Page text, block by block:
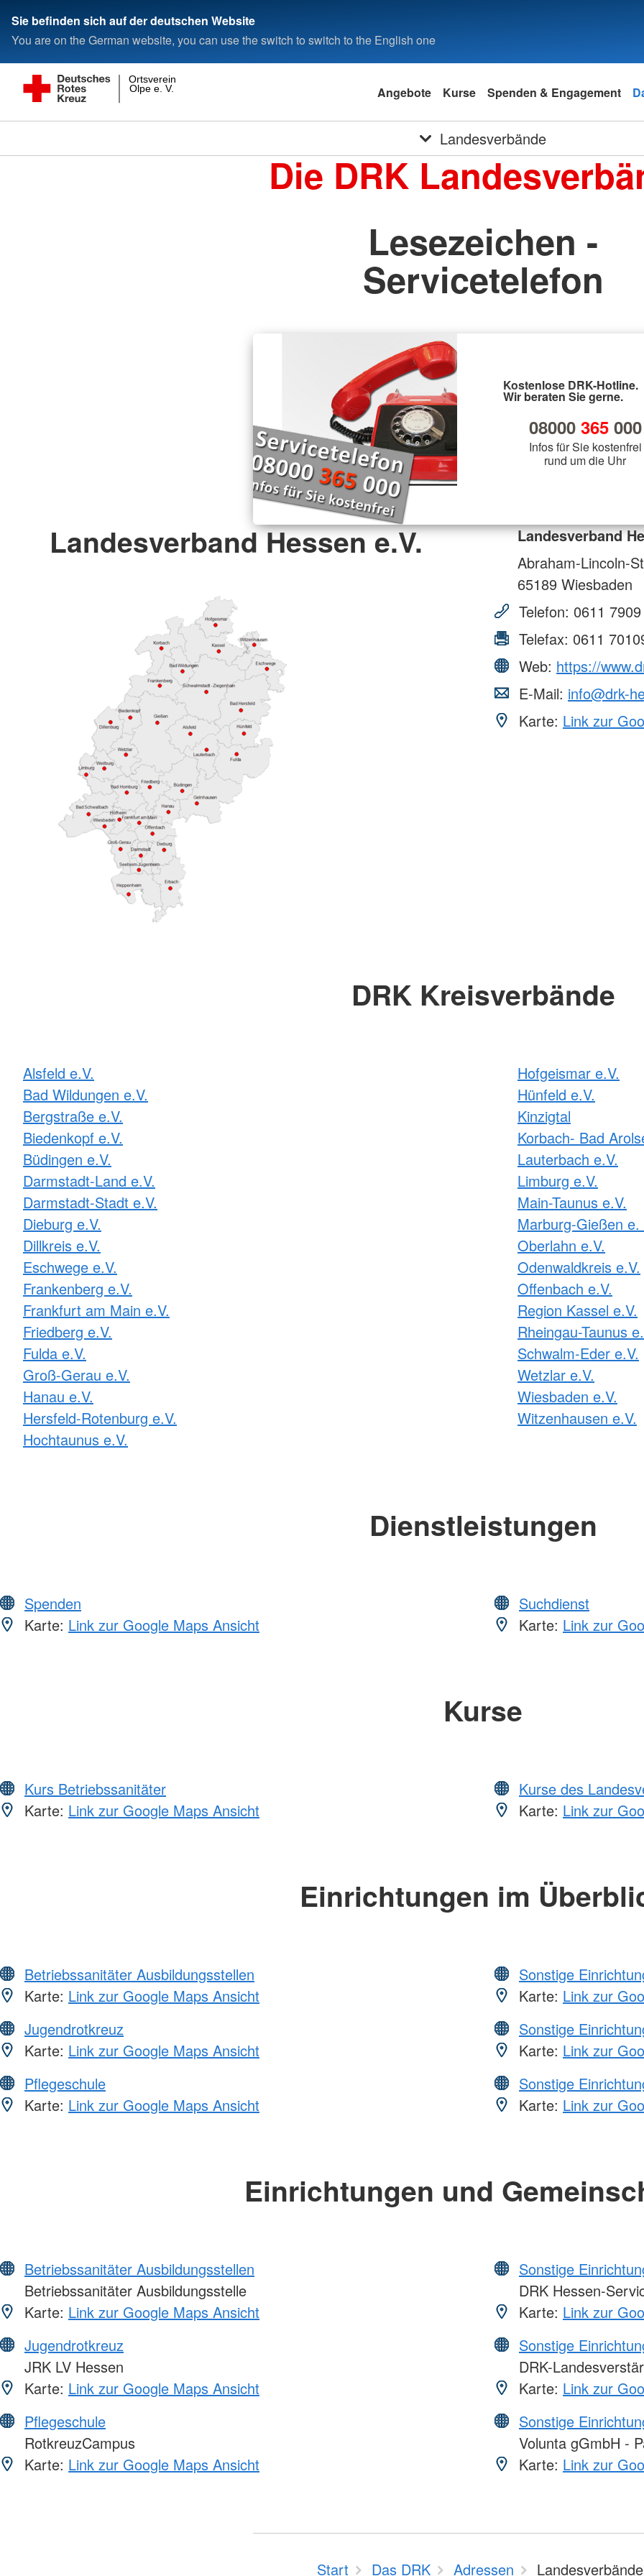
Sie befinden sich auf der deutschen Website
You are on the German website, you can use the switch to switch to the English one
Olpe e. V.
Ortsverein
Angebote Kurse Spenden & Engagement
Landesverbände
Die DRK
Lesezeichen -
Servicetelefon
Kostenlose DRK-Hotline.
Wir beraten Sie gerne.
08000 365000
Infos für Sie kostenfrei
rund um die Uhr
Landesverband Hessen e.V.
Landesverband
Abraham-Lincoln-
65189 Wiesbaden
Telefon: 0611
Telefax: 0611
Web: https://
E-Mail: info@drk-
Karte: Link zur
DRK Kreisverbände
Alsfeld e.V.
Bad Wildungen e.V.
Bergstraße e.V.
Biedenkopf e.V.
Büdingen e.V.
Darmstadt-Land e.V.
Darmstadt-Stadt e.V.
Dieburg e.V.
Dillkreis e.V.
Eschwege e.V.
Frankenberg e.V.
Frankfurt am Main e.V.
Friedberg e.V.
Fulda e.V.
Groß-Gerau e.V.
Hanau e.V.
Hersfeld-Rotenburg e.V.
Hochtaunus e.V.
Hofgeismar e.V.
Hünfeld e.V.
Kinzigtal
Korbach- Bad
Lauterbach e.V.
Limburg e.V.
Main-Taunus e.V.
Marburg-Gießen e.
Oberlahn e.V.
Odenwaldkreis e.V.
Offenbach e.V.
Region Kassel e.V.
Rheingau-Taunus
Schwalm-Eder e.V.
Wetzlar e.V.
Wiesbaden e.V.
Witzenhausen e.V.
Dienstleistungen
Spenden
Karte: Link zur Google Maps Ansicht
Suchdienst
Karte: Link zur
Kurse
Kurs Betriebssanitäter
Karte: Link zur Google Maps Ansicht
Kurse des
Karte: Link zur
Einrichtungen im
Betriebssanitäter Ausbildungsstellen
Karte: Link zur Google Maps Ansicht
Jugendrotkreuz
Karte: Link zur Google Maps Ansicht
Pflegeschule
Karte: Link zur Google Maps Ansicht
Sonstige
Karte: Link zur
Sonstige
Karte: Link zur
Sonstige
Karte: Link zur
Einrichtungen und
Betriebssanitäter Ausbildungsstellen
Betriebssanitäter Ausbildungsstelle
Karte: Link zur Google Maps Ansicht
Jugendrotkreuz
JRK LV Hessen
Karte: Link zur Google Maps Ansicht
Pflegeschule
RotkreuzCampus
Karte: Link zur Google Maps Ansicht
Sonstige
DRK Hessen-
Karte: Link zur
Sonstige
DRK-
Karte: Link zur
Sonstige
Volunta gGmbH -
Karte: Link zur
Start Das DRK Adressen Landesverbände